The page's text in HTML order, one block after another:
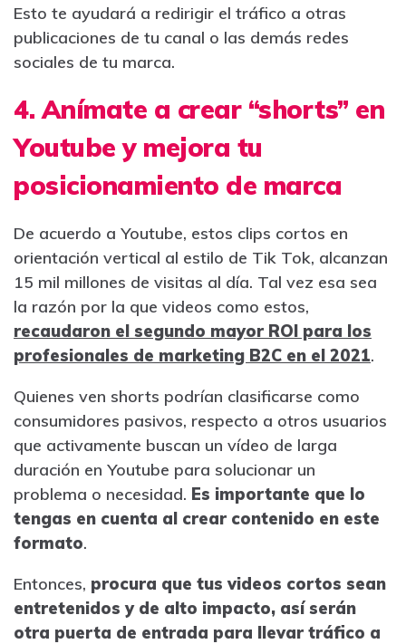
Esto te ayudará a redirigir el tráfico a otras
publicaciones de tu canal o las demás redes
sociales de tu marca.
4. Anímate a crear “shorts” en
Youtube y mejora tu
posicionamiento de marca
De acuerdo a Youtube, estos clips cortos en
orientación vertical al estilo de Tik Tok, alcanzan
15 mil millones de visitas al día. Tal vez esa sea
la razón por la que videos como estos,
recaudaron el segundo mayor ROI para los
profesionales de marketing B2C en el 2021.
Quienes ven shorts podrían clasificarse como
consumidores pasivos, respecto a otros usuarios
que activamente buscan un vídeo de larga
duración en Youtube para solucionar un
problema o necesidad. Es importante que lo
tengas en cuenta al crear contenido en este
formato.
Entonces, procura que tus videos cortos sean
entretenidos y de alto impacto, así serán
otra puerta de entrada para llevar tráfico a